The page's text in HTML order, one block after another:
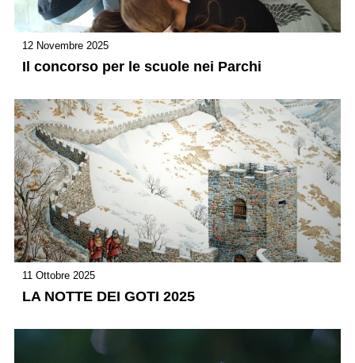
12 Novembre 2025
Il concorso per le scuole nei Parchi
11 Ottobre 2025
LA NOTTE DEI GOTI 2025